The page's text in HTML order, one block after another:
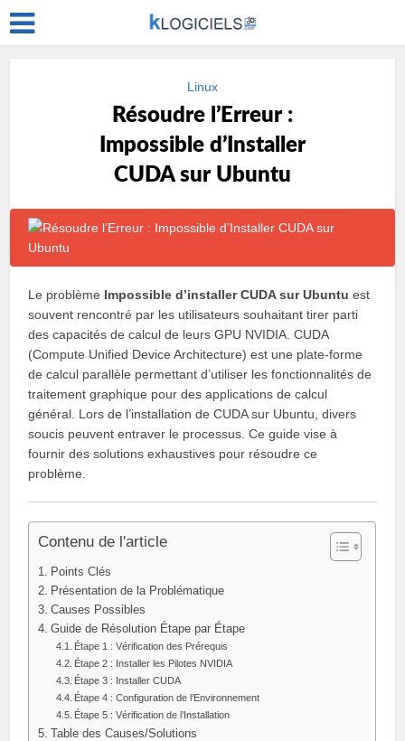
Linux
Résoudre l’Erreur :
Impossible d’Installer
CUDA sur Ubuntu
Le problème Impossible d’installer CUDA sur Ubuntu est
souvent rencontré par les utilisateurs souhaitant tirer parti
des capacités de calcul de leurs GPU NVIDIA. CUDA
(Compute Unified Device Architecture) est une plate-forme
de calcul parallèle permettant d’utiliser les fonctionnalités de
traitement graphique pour des applications de calcul
général. Lors de l’installation de CUDA sur Ubuntu, divers
soucis peuvent entraver le processus. Ce guide vise à
fournir des solutions exhaustives pour résoudre ce
problème.
Contenu de l'article
Points Clés
Présentation de la Problématique
Causes Possibles
Guide de Résolution Étape par Étape
Étape 1 : Vérification des Prérequis
Étape 2 : Installer les Pilotes NVIDIA
Étape 3 : Installer CUDA
Étape 4 : Configuration de l’Environnement
Étape 5 : Vérification de l’Installation
Table des Causes/Solutions